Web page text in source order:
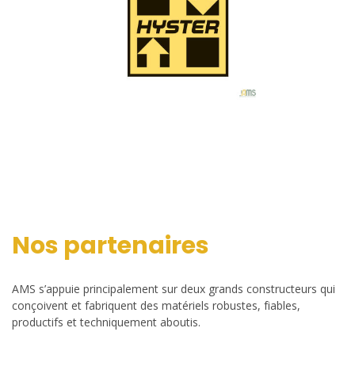
Nos partenaires
AMS s’appuie principalement sur deux grands constructeurs qui
conçoivent et fabriquent des matériels robustes, fiables,
productifs et techniquement aboutis.